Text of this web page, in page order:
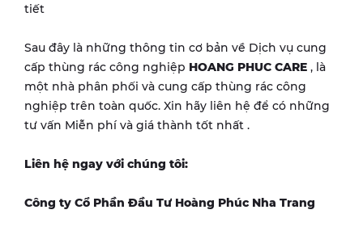
tiết
Sau đây là những thông tin cơ bản về Dịch vụ cung
cấp thùng rác công nghiệp HOANG PHUC CARE , là
một nhà phân phối và cung cấp thùng rác công
nghiệp trên toàn quốc. Xin hãy liên hệ để có những
tư vấn Miễn phí và giá thành tốt nhất .
Liên hệ ngay với chúng tôi:
Công ty Cổ Phần Đầu Tư Hoàng Phúc Nha Trang